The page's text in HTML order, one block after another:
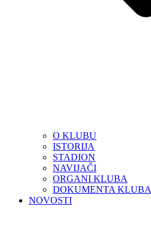
O KLUBU
ISTORIJA
STADION
NAVIJAČI
ORGANI KLUBA
DOKUMENTA KLUBA
NOVOSTI